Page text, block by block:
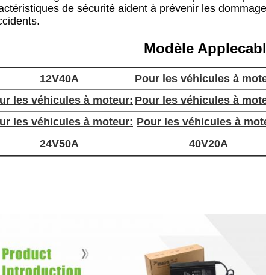
de sécurité aident à prévenir les
Modèle
12V40A Pour les véhicules à
les véhicules à moteur: Pour les véhicules à
les véhicules à moteur: Pour les véhicules à
24V50A
40V20A